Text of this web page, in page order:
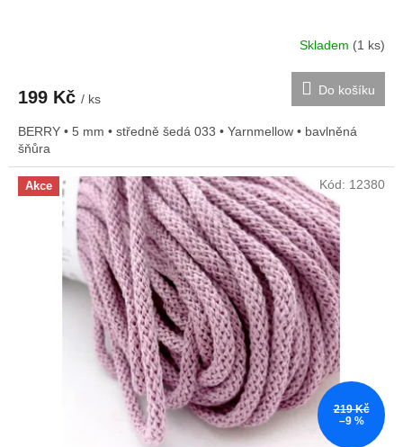
Skladem (1 ks)
199 Kč / ks
Do košíku
BERRY • 5 mm • středně šedá 033 • Yarnmellow • bavlněná
šňůra
Akce
219 Kč
–9 %
Kód: 12380